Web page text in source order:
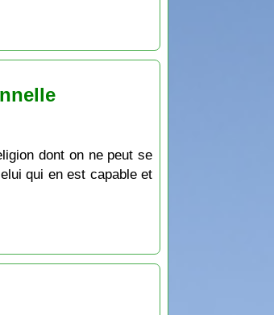
dont on ne peut se
qui en est capable et